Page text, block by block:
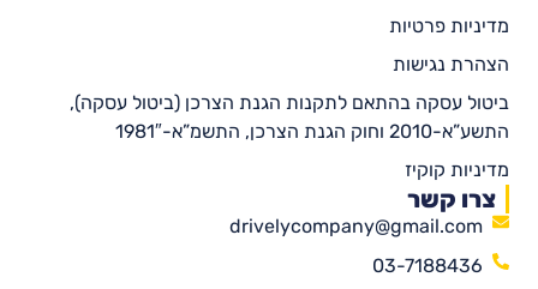
מדיניות פרטיות
הצהרת נגישות
ביטול עסקה בהתאם לתקנות הגנת הצרכן (ביטול עסקה),
התשע”א-2010 וחוק הגנת הצרכן, התשמ”א-1981″
מדיניות קוקיז
צרו קשר
drivelycompany@gmail.com
03-7188436